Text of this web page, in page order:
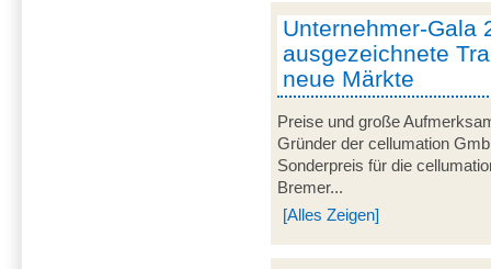
Unternehmer-Gala
ausgezeichnete
neue Märkte
Preise und große
Gründer der cellumation
Sonderpreis für die
Bremer...
[Alles Zeigen]